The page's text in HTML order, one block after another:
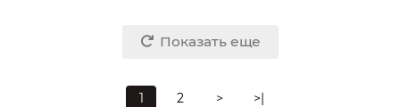
Показать еще
1 2 > >|